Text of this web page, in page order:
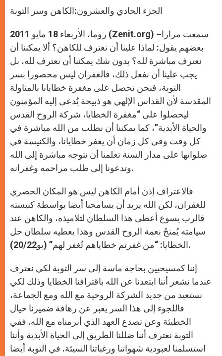
p
p e
o
k
r
الجزء الحادي والعشرون:الكاهن وسر التوبة
روما، الأربعاء 18 مايو 2011 (Zenit.org) –سمعت مرارا
بعضهم يقول: لماذا علينا أن نعترف للكاهن؟ ألا يمكننا أن
نعترف مباشرة لله؟ بدون شك يمكننا أن نعترف لله، بل
يجب علينا أن نفعل ذلك، فالغفران ليس محصورا بسر
التوبة، فنحن نحصل على مغفرة خطايانا بالمناولة
المقدسة لأن القداس الإلهي هو ذبيحة يُدعى إليه المؤمنون
ليحصلوا على “مغفرة الخطايا، شركة الروح القدس
والحياة الأبدية”، كما يمكننا أن نطلب من الله مباشرة في
كل وقت وفي كل زمان أن يغفر خطايانا، والكنيسة في
صلواتها على مدار السنة تعلمنا أن نتوجه مباشرة إلى الله
وتدعونا إلى طلب مراحمه وغفرانه.
فالاعتراف إذن أمام الكاهن ليس هو المكان الحصري
للغفران، لكن الله يريد أن يسامحنا أيضا بواسطة كنيسته
فالرب يسوع أعطى هذا السلطان لتلاميذه، والكاهن عند
سيامته يُمنحُ نعمة الروح القدس وهذا يعطيه سلطان حل
الخطايا: “من غفرتم خطاياهم تُغفر لهم” (يو20/22).
إننا كمسيحيين بحاجة ماسة إلى سر التوبة لكي نعترف
عندما نشعر أننا ابتعدنا عن الله باقترافنا الخطايا وذلك لكي
نستعيد من جديد الشركة الروحية مع الله ومع الجماعة،
فاللجوء إلى هذا السر يعبر عن رهافة ضميرنا حيال
الخطيئة وعن تصدع العهد الذي أبرمناه مع الله. ففي
التوبة نعترف أننا ضللنا الطريق إلى الحياة الأبدية وأننا
استسلمنا لعبودية شهواتنا ورغباتنا السيئة. في التوبة أيضا